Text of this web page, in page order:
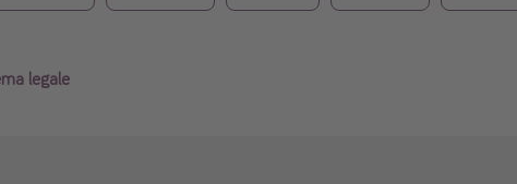
legale